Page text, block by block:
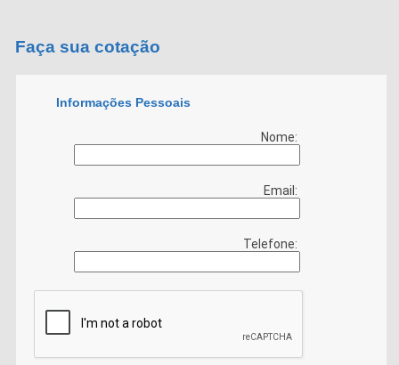
Faça sua cotação
Informações Pessoais
Nome:
Email:
Telefone: